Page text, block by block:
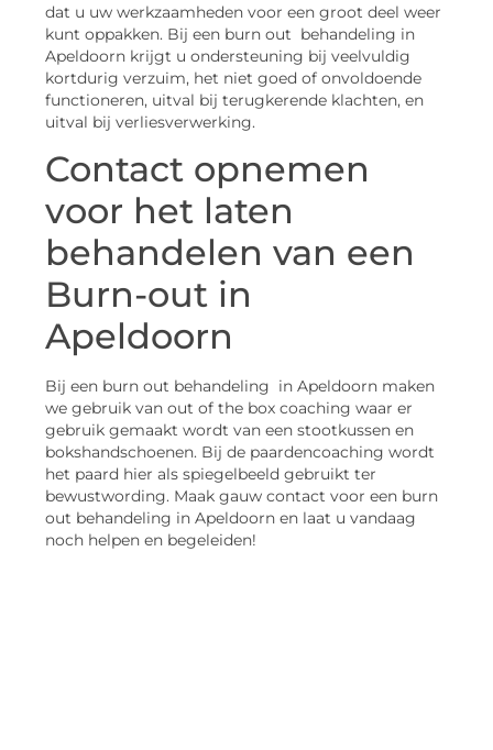
dat u uw werkzaamheden voor een groot deel weer
kunt oppakken. Bij een burn out behandeling in
Apeldoorn krijgt u ondersteuning bij veelvuldig
kortdurig verzuim, het niet goed of onvoldoende
functioneren, uitval bij terugkerende klachten, en
uitval bij verliesverwerking.
Contact opnemen
voor het laten
behandelen van een
Burn-out in
Apeldoorn
Bij een burn out behandeling in Apeldoorn maken
we gebruik van out of the box coaching waar er
gebruik gemaakt wordt van een stootkussen en
bokshandschoenen. Bij de paardencoaching wordt
het paard hier als spiegelbeeld gebruikt ter
bewustwording. Maak gauw contact voor een burn
out behandeling in Apeldoorn en laat u vandaag
noch helpen en begeleiden!